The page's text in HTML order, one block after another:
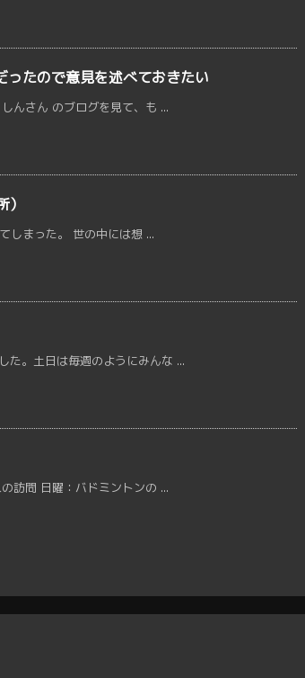
たので意見を述べておきたい
んさん のブログを見て、も ...
しまった。 世の中には想 ...
た。土日は毎週のようにみんな ...
訪問 日曜：バドミントンの ...